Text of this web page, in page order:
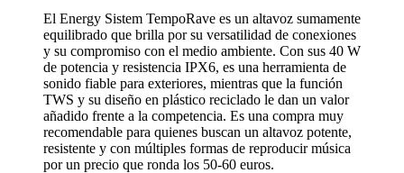
El Energy Sistem TempoRave es un altavoz sumamente
equilibrado que brilla por su versatilidad de conexiones
y su compromiso con el medio ambiente. Con sus 40 W
de potencia y resistencia IPX6, es una herramienta de
sonido fiable para exteriores, mientras que la función
TWS y su diseño en plástico reciclado le dan un valor
añadido frente a la competencia. Es una compra muy
recomendable para quienes buscan un altavoz potente,
resistente y con múltiples formas de reproducir música
por un precio que ronda los 50-60 euros.